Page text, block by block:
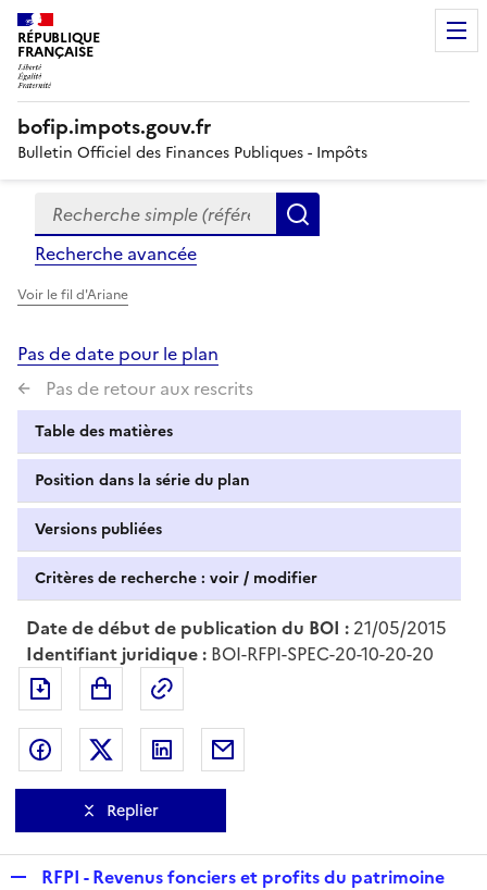
RÉPUBLIQUE
FRANÇAISE
bofip.impots.gouv.fr
Bulletin Officiel des Finances Publiques - Impôts
Formulaire
de
recherche
Recherche simple (références, mots clés, partie du
Recherche avancée
Voir le fil d'Ariane
Pas de date pour le plan
Pas de retour aux rescrits
Table des matières
Position dans la série du plan
Versions publiées
Critères de recherche : voir / modifier
Date de début de publication du BOI : 21/05/2015
Identifiant juridique : BOI-RFPI-SPEC-20-10-20-20
Exporter le document au format pdf
Partager sur Facebook
Partager sur Twitter
Partager sur LinkedIn
Replier
RFPI - Revenus fonciers et profits du patrimoine